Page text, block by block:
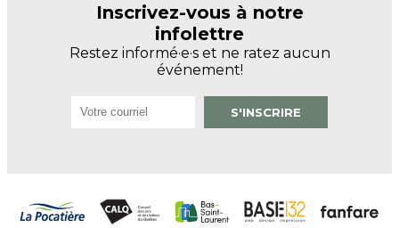
Inscrivez-vous à notre
infolettre
Restez informé·e·s et ne ratez aucun
événement!